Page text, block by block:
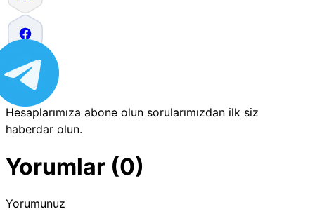
Hesaplarımıza abone olun sorularımızdan ilk siz
haberdar olun.
Yorumlar (0)
Yorumunuz